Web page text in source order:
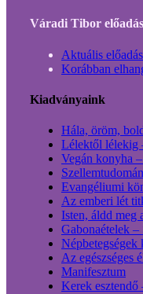
Váradi Tibor
Aktuális
Korábban
Kiadványaink
Hála, öröm,
Lélektől lélekig
Vegán konyha
Evangéliumi
Az emberi lét
Isten, áldd meg
Gabonaételek –
Népbetegségek
Az egészséges
Manifesztum
Kerek esztendő